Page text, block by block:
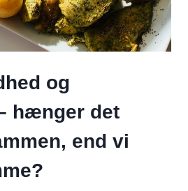
og
hænger det
end vi